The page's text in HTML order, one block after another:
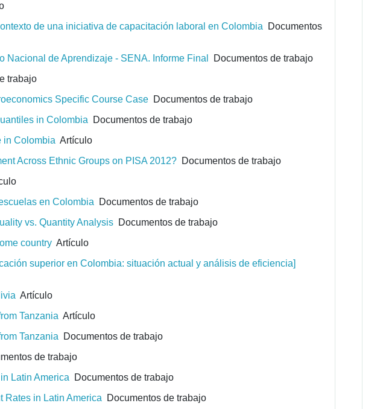
de una iniciativa de capacitación laboral en Colombia Documentos
de Aprendizaje - SENA. Informe Final
Documentos de trabajo
trabajo
Specific Course Case Documentos de trabajo
in Colombia Documentos de trabajo
in Colombia Artículo
Across Ethnic Groups on PISA 2012? Documentos de trabajo
en Colombia Documentos de trabajo
vs. Quantity Analysis Documentos de trabajo
country Artículo
superior en Colombia: situación actual y análisis de eficiencia]
Artículo
Tanzania Artículo
Tanzania Documentos de trabajo
de trabajo
Latin America Documentos de trabajo
Rates in Latin America Documentos de trabajo